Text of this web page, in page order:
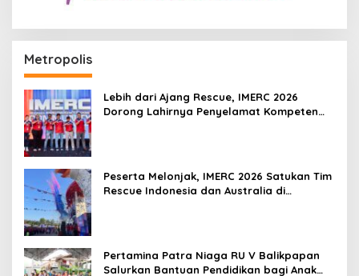
Metropolis
Lebih dari Ajang Rescue, IMERC 2026
Dorong Lahirnya Penyelamat Kompeten
Peserta Melonjak, IMERC 2026 Satukan Tim
Rescue Indonesia dan Australia di
Pertamina Patra Niaga RU V Balikpapan
Salurkan Bantuan Pendidikan bagi Anak